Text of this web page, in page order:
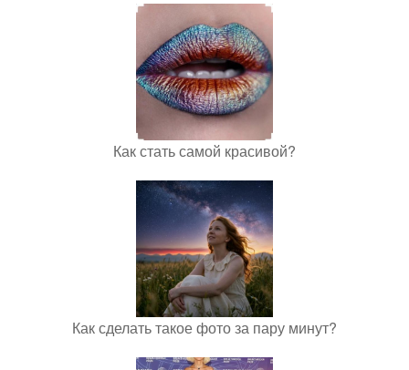
Как стать самой красивой?
Как сделать такое фото за пару минут?